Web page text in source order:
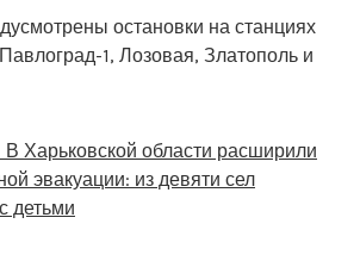
остановки на станциях
1, Лозовая, Златополь и
В Харьковской области расширили
эвакуации: из девяти сел
детьми